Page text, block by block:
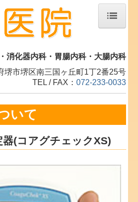
て
消化器内科・胃腸内科・大腸内科
堺市堺区南三国ヶ丘町1丁2番25号
TEL / FAX： 072-233-0033
いて
器(コアグチェックXS)